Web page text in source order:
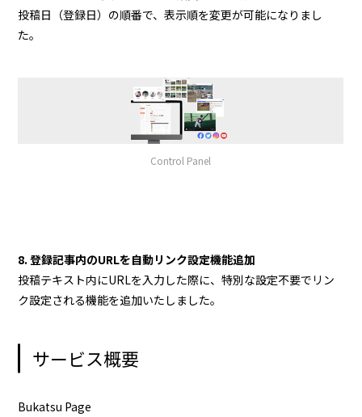
投稿日（登録日）の順番で、表示順を変更が可能になりまし
た。
Control Panel
8. 登録記事内のURLを自動リンク設定機能追加
投稿テキスト内にURLを入力した際に、特別な設定不要でリン
ク設定される機能を追加いたしました。
サービス概要
Bukatsu Page